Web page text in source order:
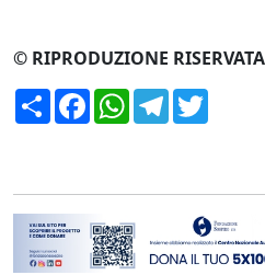
© RIPRODUZIONE RISERVATA
CondividiFacebookWhatsApp
Telegram